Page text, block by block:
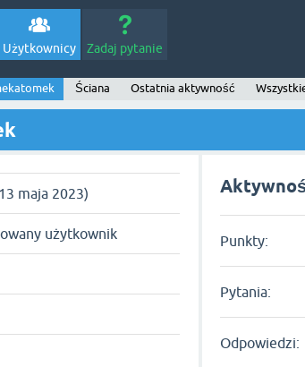
Użytkownicy Zadaj pytanie
Ściana Ostatnia aktywność
maja 2023)
użytkownik Punkty:
Pytania:
Odpowiedzi: